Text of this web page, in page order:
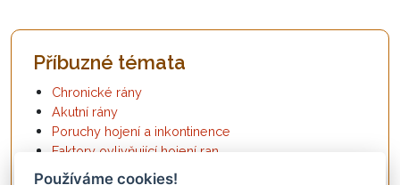
Příbuzné témata
Chronické rány
Akutní rány
Poruchy hojení a inkontinence
Faktory ovlivňující hojení ran
Nové publikace a literatura
Používáme cookies!